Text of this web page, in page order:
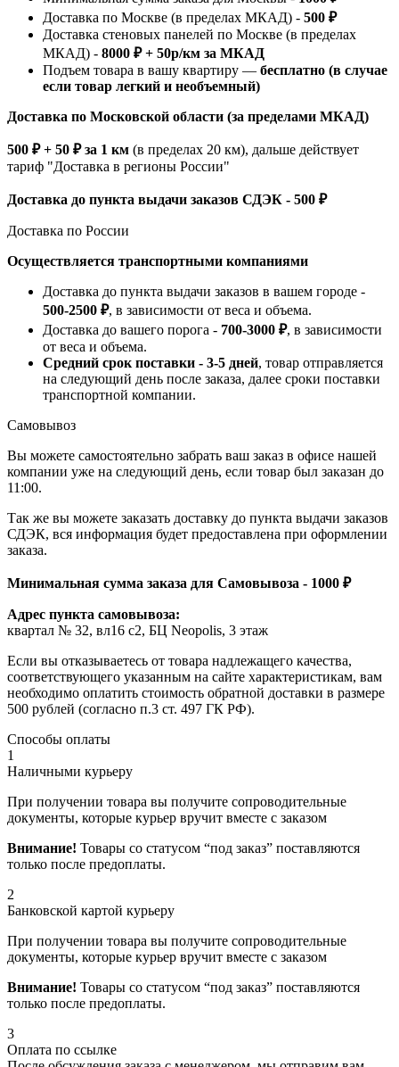
Доставка по Москве (в пределах МКАД) - 500 ₽
Доставка стеновых панелей по Москве (в пределах
МКАД) - 8000 ₽ + 50р/км за МКАД
Подъем товара в вашу квартиру — бесплатно (в случае
если товар легкий и необъемный)
Доставка по Московской области (за пределами МКАД)
500 ₽ + 50 ₽ за 1 км (в пределах 20 км), дальше действует
тариф "Доставка в регионы России"
Доставка до пункта выдачи заказов СДЭК - 500 ₽
Доставка по России
Осуществляется транспортными компаниями
Доставка до пункта выдачи заказов в вашем городе -
500-2500 ₽, в зависимости от веса и объема.
Доставка до вашего порога - 700-3000 ₽, в зависимости
от веса и объема.
Средний срок поставки - 3-5 дней, товар отправляется
на следующий день после заказа, далее сроки поставки
транспортной компании.
Самовывоз
Вы можете самостоятельно забрать ваш заказ в офисе нашей
компании уже на следующий день, если товар был заказан до
11:00.
Так же вы можете заказать доставку до пункта выдачи заказов
СДЭК, вся информация будет предоставлена при оформлении
заказа.
Минимальная сумма заказа для Самовывоза - 1000 ₽
Адрес пункта самовывоза:
квартал № 32, вл16 с2, БЦ Neopolis, 3 этаж
Если вы отказываетесь от товара надлежащего качества,
соответствующего указанным на сайте характеристикам, вам
необходимо оплатить стоимость обратной доставки в размере
500 рублей (согласно п.3 ст. 497 ГК РФ).
Способы оплаты
1
Наличными курьеру
При получении товара вы получите сопроводительные
документы, которые курьер вручит вместе с заказом
Внимание! Товары со статусом “под заказ” поставляются
только после предоплаты.
2
Банковской картой курьеру
При получении товара вы получите сопроводительные
документы, которые курьер вручит вместе с заказом
Внимание! Товары со статусом “под заказ” поставляются
только после предоплаты.
3
Оплата по ссылке